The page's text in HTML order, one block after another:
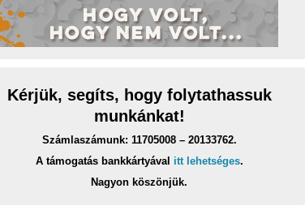
Kérjük, segíts, hogy folytathassuk
munkánkat!
Számlaszámunk: 11705008 – 20133762.
A támogatás bankkártyával itt lehetséges.
Nagyon köszönjük.